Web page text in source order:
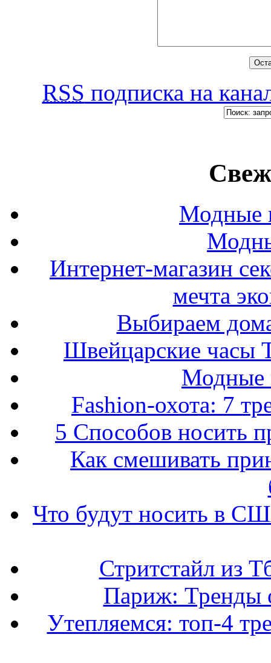
RSS подписка на
Модные
Интернет-магазин
мечта
Выбираем
Швейцарские часы
Модные
Fashion-охота: 7
5 Способов носить
Как смешивать
Что будут носить в
Стритстайл из
Париж: Тренды
Утепляемся: топ-4